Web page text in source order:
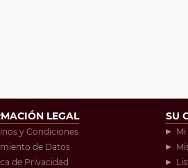
LEGAL
y Condiciones
de Datos
de Privacidad
SU
Mi